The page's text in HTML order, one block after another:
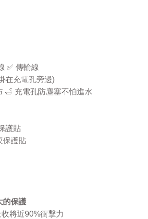
✅ 傳輸線
在充電孔旁邊)
🛁 充電孔防塵塞不怕進水
護貼
保護貼
的保護
收將近90%衝擊力